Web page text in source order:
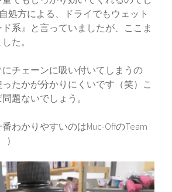
処方による、ドライでもウェット
系』と言っていましたが、ここま
た。
チェーンに吸い付いてしまうの
たかが分かりにくいです（笑）こ
題ないでしょう。
番わかりやすいのはMuc-OffのTeam